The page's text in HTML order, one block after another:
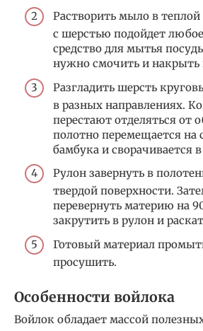
Растворить мыло в
с шерстью подойдет
средство для мытья
нужно смочить и накрыть
Разгладить шерсть
в разных направлениях.
перестают отделяться от
полотно перемещается на
бамбука и сворачивается
Рулон завернуть в
твердой поверхности.
перевернуть материю на
закрутить в рулон и
Готовый материал
просушить.
Особенности войлока
Войлок обладает массой